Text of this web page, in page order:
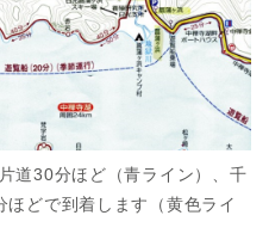
道30分ほど（青ライン）、千
どで到着します（黄色ライ